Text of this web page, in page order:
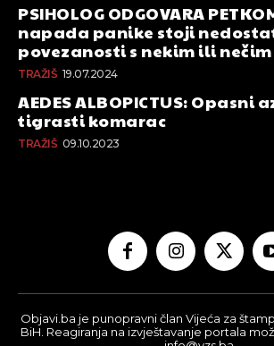
PSIHOLOG ODGOVARA
napada panike stoji
povezanosti s nekim ili nečim
TRAŽIŠ 19.07.2024
AEDES ALBOPICTUS: Opasni
tigrasti komarac
TRAŽIŠ 09.10.2023
Objavi.ba je punopravni član Vijeća za
BiH. Reagiranja na izvještavanje portala